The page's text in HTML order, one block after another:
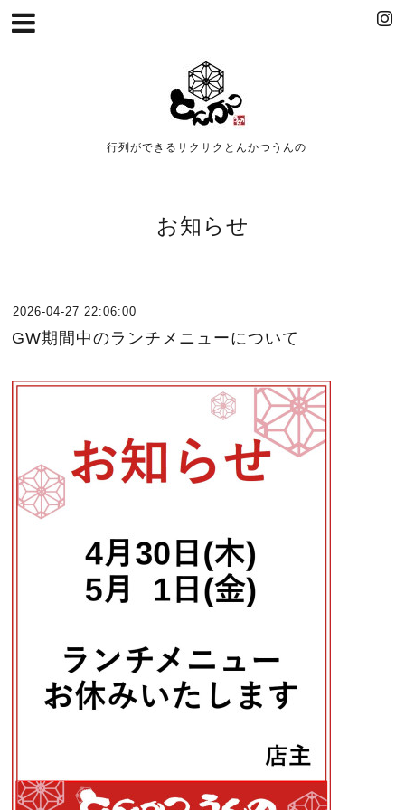
行列ができるサクサクとんかつうんの
お知らせ
2026-04-27 22:06:00
GW期間中のランチメニューについて